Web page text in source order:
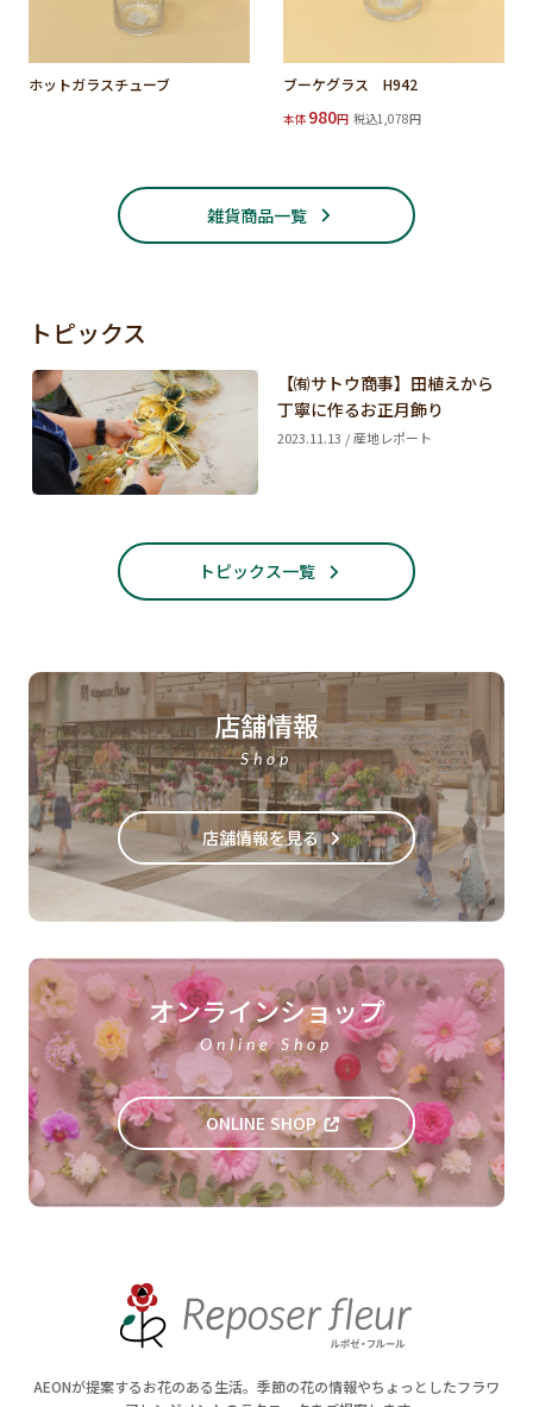
ホットガラスチューブ ブーケグラス H942
本体 980円 税込1,078円
雑貨商品一覧
トピックス
【㈲サトウ商事】田植えから
丁寧に作るお正月飾り
2023.11.13 / 産地レポート
トピックス一覧
店舗情報
Shop
店舗情報を見る
オンラインショップ
Online Shop
ONLINE SHOP
AEONが提案するお花のある生活。季節の花の情報やちょっとしたフラワ